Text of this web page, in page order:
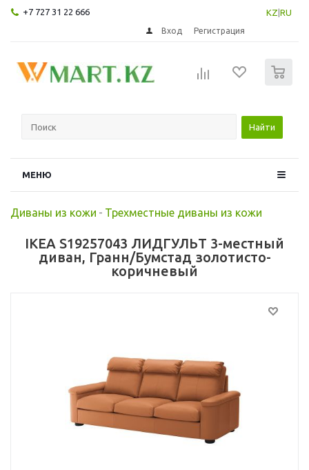
+7 727 31 22 666 KZ RU
Вход Регистрация
Найти
МЕНЮ
Диваны из кожи - Трехместные диваны из кожи
IKEA S19257043 ЛИДГУЛЬТ 3-местный
диван, Гранн/Бумстад золотисто-
коричневый